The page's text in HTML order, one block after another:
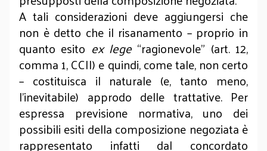
A tali considerazioni deve aggiungersi che
non è detto che il risanamento – proprio in
quanto esito ex lege “ragionevole” (art. 12,
comma 1, CCII) e quindi, come tale, non certo
– costituisca il naturale (e, tanto meno,
l’inevitabile) approdo delle trattative. Per
espressa previsione normativa, uno dei
possibili esiti della composizione negoziata è
rappresentato infatti dal concordato